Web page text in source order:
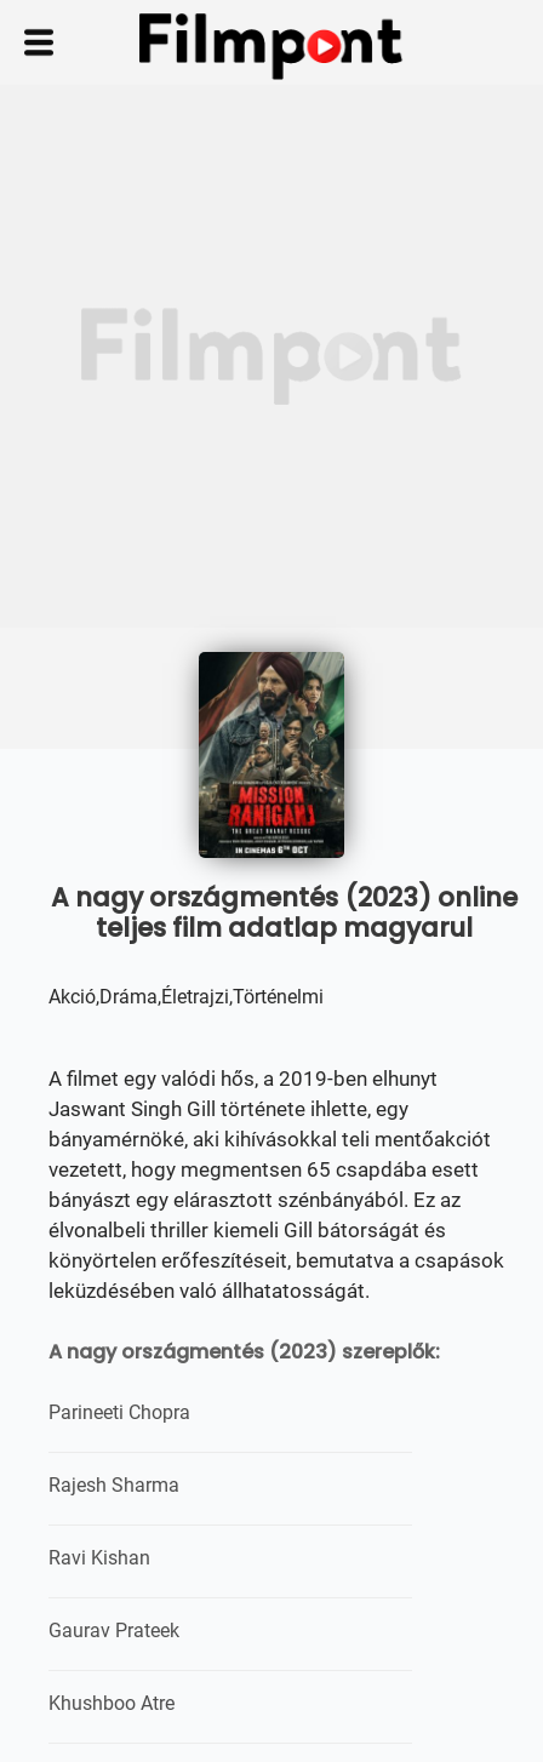
A nagy országmentés (2023) online
teljes film adatlap magyarul
Akció,Dráma,Életrajzi,Történelmi
A filmet egy valódi hős, a 2019-ben elhunyt
Jaswant Singh Gill története ihlette, egy
bányamérnöké, aki kihívásokkal teli mentőakciót
vezetett, hogy megmentsen 65 csapdába esett
bányászt egy elárasztott szénbányából. Ez az
élvonalbeli thriller kiemeli Gill bátorságát és
könyörtelen erőfeszítéseit, bemutatva a csapások
leküzdésében való állhatatosságát.
A nagy országmentés (2023) szereplők:
Parineeti Chopra
Rajesh Sharma
Ravi Kishan
Gaurav Prateek
Khushboo Atre